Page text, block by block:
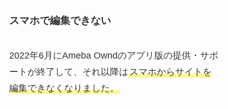
スマホで編集できない
2022年6月にAmeba Owndのアプリ版の提供・サポ
ートが終了して、それ以降はスマホからサイトを
編集できなくなりました。